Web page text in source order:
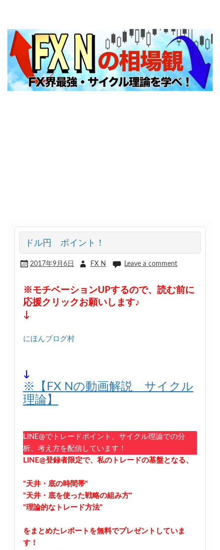
ドル円 ポイント！
2017年9月6日 FX N Leave a comment
※モチベーションUPするので、読む前に
応援クリックお願いします♪
↓
にほんブログ村
↓
※【FX Nの動画解説 サイクル
理論】
LINE@でトレードポイント、サイクル理論での分
析、考え方を配信しています！
LINE@登録者限定で、私のトレードの基盤となる、
"天井・底の時間帯"
"天井・底を使った戦略の組み方"
"理論的なトレード方法"
をまとめたレポートを無料でプレゼントしていま
す！